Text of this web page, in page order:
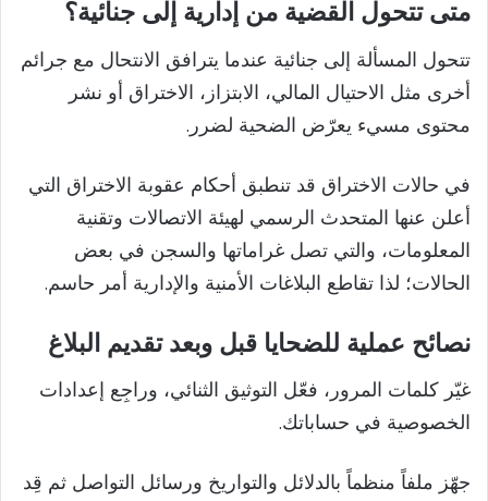
متى تتحول القضية من إدارية إلى جنائية؟
تتحول المسألة إلى جنائية عندما يترافق الانتحال مع جرائم
أخرى مثل الاحتيال المالي، الابتزاز، الاختراق أو نشر
محتوى مسيء يعرّض الضحية لضرر.
في حالات الاختراق قد تنطبق أحكام عقوبة الاختراق التي
أعلن عنها المتحدث الرسمي لهيئة الاتصالات وتقنية
المعلومات، والتي تصل غراماتها والسجن في بعض
الحالات؛ لذا تقاطع البلاغات الأمنية والإدارية أمر حاسم.
نصائح عملية للضحايا قبل وبعد تقديم البلاغ
غيّر كلمات المرور، فعّل التوثيق الثنائي، وراجِع إعدادات
الخصوصية في حساباتك.
جهّز ملفاً منظماً بالدلائل والتواريخ ورسائل التواصل ثم قِد